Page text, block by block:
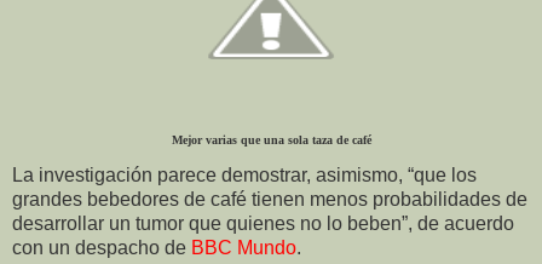
Mejor varias que una sola taza de café
La investigación parece demostrar, asimismo, “que los
grandes bebedores de café tienen menos probabilidades de
desarrollar un tumor que quienes no lo beben”, de acuerdo
con un despacho de BBC Mundo.